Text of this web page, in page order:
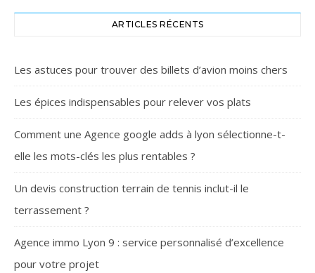
ARTICLES RÉCENTS
Les astuces pour trouver des billets d’avion moins chers
Les épices indispensables pour relever vos plats
Comment une Agence google adds à lyon sélectionne-t-
elle les mots-clés les plus rentables ?
Un devis construction terrain de tennis inclut-il le
terrassement ?
Agence immo Lyon 9 : service personnalisé d’excellence
pour votre projet